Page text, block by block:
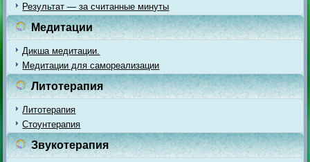
Результат — за считанные минуты
Медитации
Дикша медитации.
Медитации для самореализации
Литотерапия
Литотерапия
Стоунтерапия
Звукотерапия